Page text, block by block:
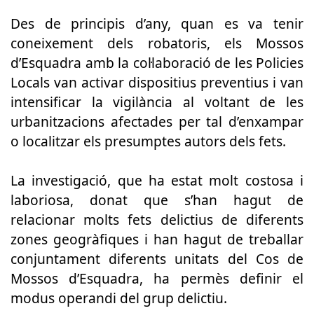
Des de principis d’any, quan es va tenir
coneixement dels robatoris, els Mossos
d’Esquadra amb la col·laboració de les Policies
Locals van activar dispositius preventius i van
intensificar la vigilància al voltant de les
urbanitzacions afectades per tal d’enxampar
o localitzar els presumptes autors dels fets.
La investigació, que ha estat molt costosa i
laboriosa, donat que s’han hagut de
relacionar molts fets delictius de diferents
zones geogràfiques i han hagut de treballar
conjuntament diferents unitats del Cos de
Mossos d’Esquadra, ha permès definir el
modus operandi del grup delictiu.